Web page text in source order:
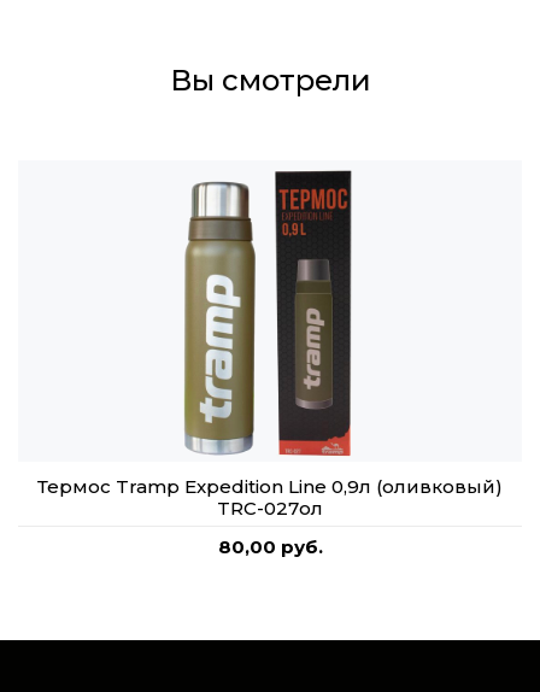
Вы смотрели
Термос Tramp Expedition Line 0,9л (оливковый)
TRC-027ол
80,00 руб.